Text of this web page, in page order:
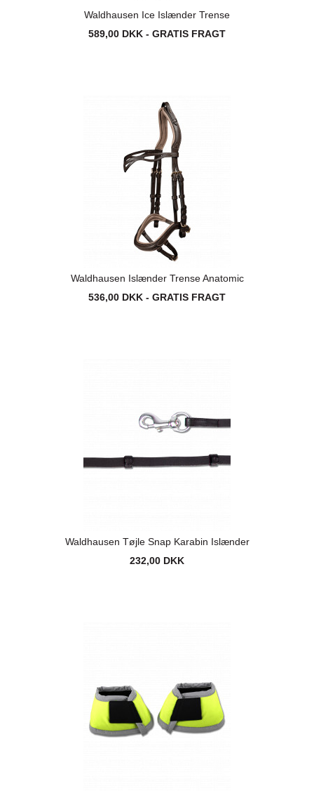
Waldhausen Ice Islænder Trense
589,00 DKK - GRATIS FRAGT
Waldhausen Islænder Trense Anatomic
536,00 DKK - GRATIS FRAGT
Waldhausen Tøjle Snap Karabin Islænder
232,00 DKK